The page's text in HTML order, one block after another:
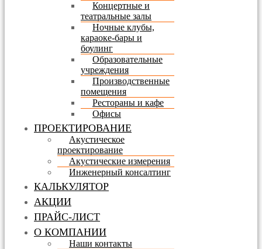
Концертные и
театральные залы
Ночные клубы,
караоке-бары и
боулинг
Образовательные
учреждения
Производственные
помещения
Рестораны и кафе
Офисы
ПРОЕКТИРОВАНИЕ
Акустическое
проектирование
Акустические измерения
Инженерный консалтинг
КАЛЬКУЛЯТОР
АКЦИИ
ПРАЙС-ЛИСТ
О КОМПАНИИ
Наши контакты